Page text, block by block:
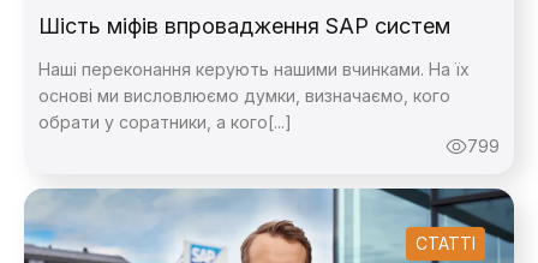
Шість міфів впровадження SAP систем
Наші переконання керують нашими вчинками. На їх
основі ми висловлюємо думки, визначаємо, кого
обрати у соратники, а кого[...]
799
СТАТТІ